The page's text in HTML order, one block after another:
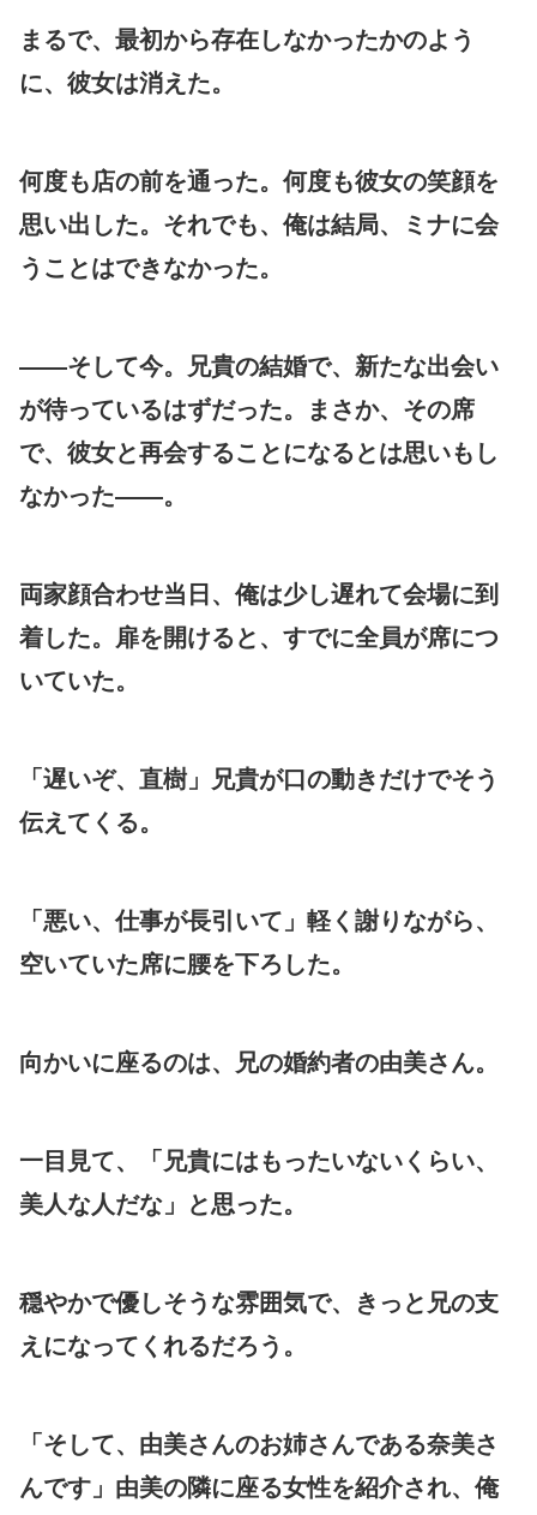
まるで、最初から存在しなかったかのよう
に、彼女は消えた。
何度も店の前を通った。何度も彼女の笑顔を
思い出した。それでも、俺は結局、ミナに会
うことはできなかった。
——そして今。兄貴の結婚で、新たな出会い
が待っているはずだった。まさか、その席
で、彼女と再会することになるとは思いもし
なかった——。
両家顔合わせ当日、俺は少し遅れて会場に到
着した。扉を開けると、すでに全員が席につ
いていた。
「遅いぞ、直樹」兄貴が口の動きだけでそう
伝えてくる。
「悪い、仕事が長引いて」軽く謝りながら、
空いていた席に腰を下ろした。
向かいに座るのは、兄の婚約者の由美さん。
一目見て、「兄貴にはもったいないくらい、
美人な人だな」と思った。
穏やかで優しそうな雰囲気で、きっと兄の支
えになってくれるだろう。
「そして、由美さんのお姉さんである奈美さ
んです」由美の隣に座る女性を紹介され、俺